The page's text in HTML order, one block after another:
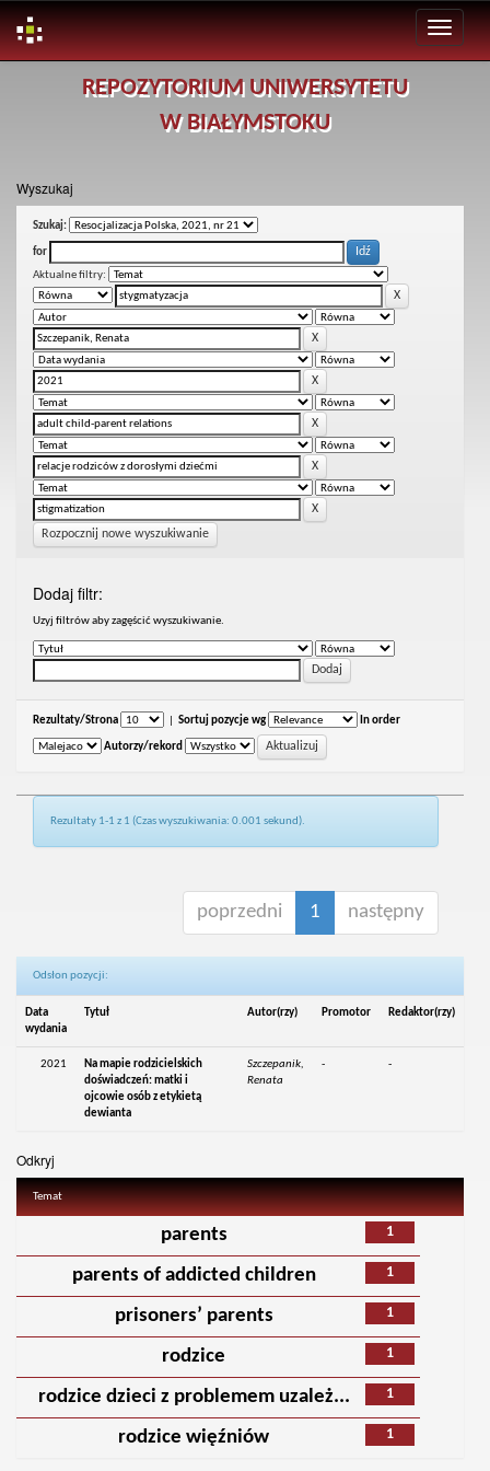
REPOZYTORIUM UNIWERSYTETU
W BIAŁYMSTOKU
Wyszukaj
Szukaj:
for
Aktualne filtry:
Rozpocznij nowe wyszukiwanie
Dodaj filtr:
Uzyj filtrów aby zagęścić wyszukiwanie.
Rezultaty/Strona Sortuj pozycje wg In order
Autorzy/rekord
Rezultaty 1-1 z 1 (Czas wyszukiwania: 0.001 sekund).
poprzedni 1 następny
Odsłon pozycji:
Data
wydania
Tytuł Autor(rzy) Promotor Redaktor(rzy)
2021
Na mapie rodzicielskich
doświadczeń: matki i
ojcowie osób z etykietą
dewianta
Szczepanik,
Renata
- -
Odkryj
Temat
1
parents
1
parents of addicted children
1
prisoners’ parents
1
rodzice
1
rodzice dzieci z problemem uzależ...
1
rodzice więźniów